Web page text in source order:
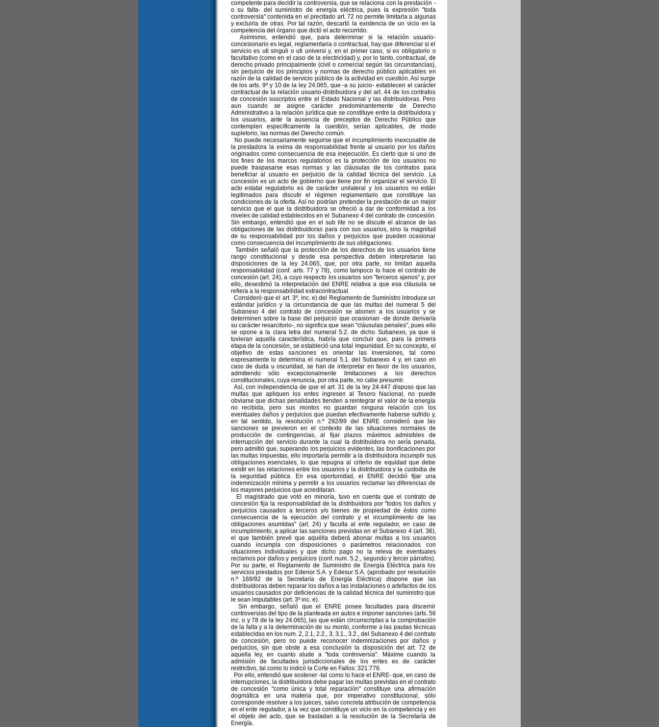
competente para decidir la controversia, que se relaciona con la prestación -
o su falta- del suministro de energía eléctrica, pues la expresión "toda
controversia" contenida en el precitado art. 72 no permite limitarla a algunas
y excluirla de otras. Por tal razón, descartó la existencia de un vicio en la
competencia del órgano que dictó el acto recurrido.
Asimismo, entendió que, para determinar si la relación usuario-
concesionario es legal, reglamentaria o contractual, hay que diferenciar si el
servicio es uti singuli o uti universi y, en el primer caso, si es obligatorio o
facultativo (como en el caso de la electricidad) y, por lo tanto, contractual, de
derecho privado principalmente (civil o comercial según las circunstancias),
sin perjuicio de los principios y normas de derecho público aplicables en
razón de la calidad de servicio público de la actividad en cuestión. Así surge
de los arts. 9º y 10 de la ley 24.065, que -a su juicio- establecen el carácter
contractual de la relación usuario-distribuidora y del art. 44 de los contratos
de concesión suscriptos entre el Estado Nacional y las distribuidoras. Pero
aun cuando se asigne carácter predominantemente de Derecho
Administrativo a la relación jurídica que se constituye entre la distribuidora y
los usuarios, ante la ausencia de preceptos de Derecho Público que
contemplen específicamente la cuestión, serían aplicables, de modo
supletorio, las normas del Derecho común.
No puede necesariamente seguirse que el incumplimiento inexcusable de
la prestadora la exima de responsabilidad frente al usuario por los daños
originados como consecuencia de esa inejecución. Es cierto que si uno de
los fines de los marcos regulatorios es la protección de los usuarios no
puede traspasarse esas normas y las cláusulas de los contratos para
beneficiar al usuario en perjuicio de la calidad técnica del servicio. La
concesión es un acto de gobierno que tiene por fin organizar el servicio. El
acto estatal regulatorio es de carácter unilateral y los usuarios no están
legitimados para discutir el régimen reglamentario que constituye las
condiciones de la oferta. Así no podrían pretender la prestación de un mejor
servicio que el que la distribuidora se ofreció a dar de conformidad a los
niveles de calidad establecidos en el Subanexo 4 del contrato de concesión.
Sin embargo, entendió que en el sub lite no se discute el alcance de las
obligaciones de las distribuidoras para con sus usuarios, sino la magnitud
de su responsabilidad por los daños y perjuicios que pueden ocasionar
como consecuencia del incumplimiento de sus obligaciones.
También señaló que la protección de los derechos de los usuarios tiene
rango constitucional y desde esa perspectiva deben interpretarse las
disposiciones de la ley 24.065, que, por otra parte, no limitan aquella
responsabilidad (conf. arts. 77 y 78), como tampoco lo hace el contrato de
concesión (art. 24), a cuyo respecto los usuarios son "terceros ajenos" y, por
ello, desestimó la interpretación del ENRE relativa a que esa cláusula se
refiera a la responsabilidad extracontractual.
Consideró que el art. 3º, inc. e) del Reglamento de Suministro introduce un
estándar jurídico y la circunstancia de que las multas del numeral 5 del
Subanexo 4 del contrato de concesión se abonen a los usuarios y se
determinen sobre la base del perjuicio que ocasionan -de donde derivaría
su carácter resarcitorio-, no significa que sean "cláusulas penales", pues ello
se opone a la clara letra del numeral 5.2. de dicho Subanexo, ya que si
tuvieran aquella característica, habría que concluir que, para la primera
etapa de la concesión, se estableció una total impunidad. En su concepto, el
objetivo de estas sanciones es orientar las inversiones, tal como
expresamente lo determina el numeral 5.1. del Subanexo 4 y, en caso en
caso de duda u oscuridad, se han de interpretar en favor de los usuarios,
admitiendo sólo excepcionalmente limitaciones a los derechos
constitucionales, cuya renuncia, por otra parte, no cabe presumir.
Así, con independencia de que el art. 31 de la ley 24.447 dispuso que las
multas que apliquen los entes ingresen al Tesoro Nacional, no puede
obviarse que dichas penalidades tienden a reintegrar el valor de la energía
no recibida, pero sus montos no guardan ninguna relación con los
eventuales daños y perjuicios que puedan efectivamente haberse sufrido y,
en tal sentido, la resolución n.º 292/99 del ENRE consideró que las
sanciones se previeron en el contexto de las situaciones normales de
producción de contingencias, al fijar plazos máximos admisibles de
interrupción del servicio durante la cual la distribuidora no sería penada,
pero admitió que, superando los perjuicios evidentes, las bonificaciones por
las multas impuestas, ello importaría permitir a la distribuidora incumplir sus
obligaciones esenciales, lo que repugna al criterio de equidad que debe
existir en las relaciones entre los usuarios y la distribuidora y la custodia de
la seguridad pública. En esa oportunidad, el ENRE decidió fijar una
indemnización mínima y permitir a los usuarios reclamar las diferencias de
los mayores perjuicios que acreditaran.
El magistrado que votó en minoría, tuvo en cuenta que el contrato de
concesión fija la responsabilidad de la distribuidora por "todos los daños y
perjuicios causados a terceros y/o bienes de propiedad de éstos como
consecuencia de la ejecución del contrato y el incumplimiento de las
obligaciones asumidas" (art. 24) y faculta al ente regulador, en caso de
incumplimiento, a aplicar las sanciones previstas en el Subanexo 4 (art. 36),
el que también prevé que aquélla deberá abonar multas a los usuarios
cuando incumpla con disposiciones o parámetros relacionados con
situaciones individuales y que dicho pago no la releva de eventuales
reclamos por daños y perjuicios (conf. num. 5.2., segundo y tercer párrafos).
Por su parte, el Reglamento de Suministro de Energía Eléctrica para los
servicios prestados por Edenor S.A. y Edesur S.A. (aprobado por resolución
n.º 168/92 de la Secretaría de Energía Eléctrica) dispone que las
distribuidoras deben reparar los daños a las instalaciones o artefactos de los
usuarios causados por deficiencias de la calidad técnica del suministro que
le sean imputables (art. 3º inc. e).
Sin embargo, señaló que el ENRE posee facultades para discernir
controversias del tipo de la planteada en autos e imponer sanciones (arts. 56
inc. o y 78 de la ley 24.065), las que están circunscriptas a la comprobación
de la falta y a la determinación de su monto, conforme a las pautas técnicas
establecidas en los num. 2, 2.1, 2.2., 3, 3.1., 3.2., del Subanexo 4 del contrato
de concesión, pero no puede reconocer indemnizaciones por daños y
perjuicios, sin que obste a esa conclusión la disposición del art. 72 de
aquella ley, en cuanto alude a "toda controversia". Máxime cuando la
admisión de facultades jurisdiccionales de los entes es de carácter
restrictivo, tal como lo indicó la Corte en Fallos: 321:776.
Por ello, entendió que sostener -tal como lo hace el ENRE- que, en caso de
interrupciones, la distribuidora debe pagar las multas previstas en el contrato
de concesión "como única y total reparación" constituye una afirmación
dogmática en una materia que, por imperativo constitucional, sólo
corresponde resolver a los jueces, salvo concreta atribución de competencia
en el ente regulador, a la vez que constituye un vicio en la competencia y en
el objeto del acto, que se trasladan a la resolución de la Secretaría de
Energía.